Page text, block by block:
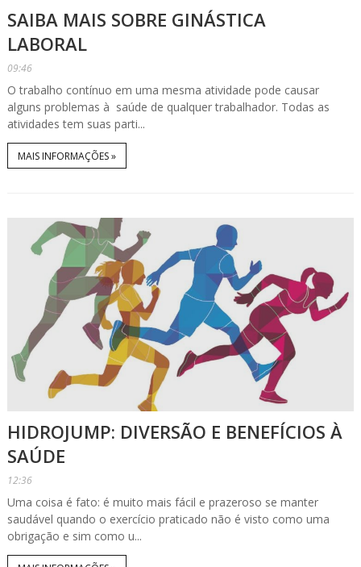
SAIBA MAIS SOBRE GINÁSTICA
LABORAL
09:46
O trabalho contínuo em uma mesma atividade pode causar
alguns problemas à saúde de qualquer trabalhador. Todas as
atividades tem suas parti...
MAIS INFORMAÇÕES »
HIDROJUMP: DIVERSÃO E BENEFÍCIOS À
SAÚDE
12:36
Uma coisa é fato: é muito mais fácil e prazeroso se manter
saudável quando o exercício praticado não é visto como uma
obrigação e sim como u...